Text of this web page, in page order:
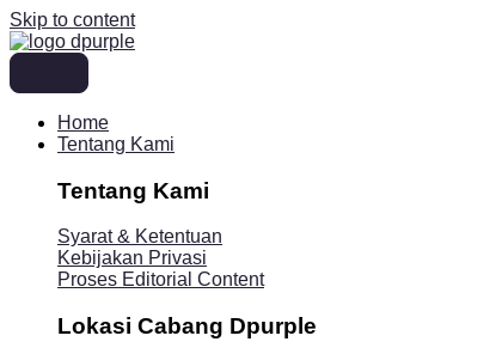
Skip to content
Home
Tentang Kami
Tentang Kami
Syarat & Ketentuan
Kebijakan Privasi
Proses Editorial Content
Lokasi Cabang Dpurple